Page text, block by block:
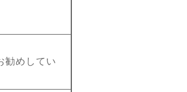
勧めしてい